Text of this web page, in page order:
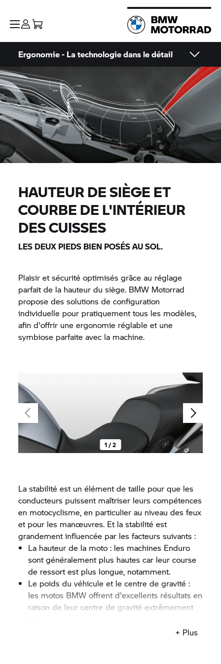
Ergonomie - La technologie dans le détail
HAUTEUR DE SIÈGE ET
COURBE DE L'INTÉRIEUR
DES CUISSES
LES DEUX PIEDS BIEN POSÉS AU SOL.
Plaisir et sécurité optimisés grâce au réglage
parfait de la hauteur du siège. BMW Motorrad
propose des solutions de configuration
individuelle pour pratiquement tous les modèles,
afin d'offrir une ergonomie réglable et une
symbiose parfaite avec la machine.
1 / 2
La stabilité est un élément de taille pour que les
conducteurs puissent maîtriser leurs compétences
en motocyclisme, en particulier au niveau des feux
et pour les manœuvres. Et la stabilité est
grandement influencée par les facteurs suivants :
La hauteur de la moto : les machines Enduro
sont généralement plus hautes car leur course
de ressort est plus longue, notamment.
Le poids du véhicule et le centre de gravité :
les motos BMW offrent d'excellents résultats en
raison de leur centre de gravité extrêmement
+ Plus